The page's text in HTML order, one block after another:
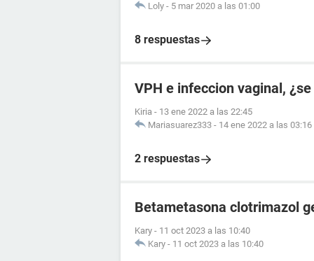
Loly - 5 mar 2020 a las 01:00
8 respuestas
VPH e infeccion vaginal,
Kiria - 13 ene 2022 a las 22:45
Mariasuarez333 - 14 ene 2022 a las 03:16
2 respuestas
Betametasona clotrimazol
Kary - 11 oct 2023 a las 10:40
Kary - 11 oct 2023 a las 10:40